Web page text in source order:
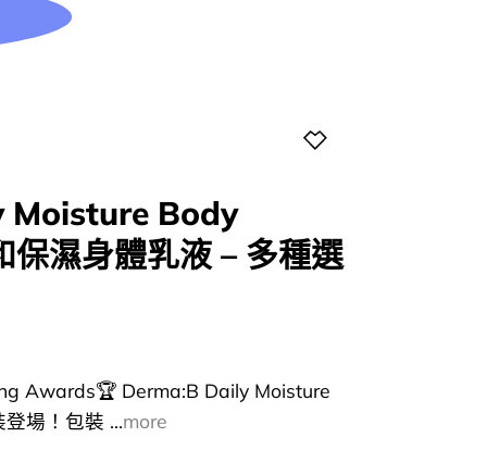
Moisture Body
濕身體乳液 – 多種選
Awards🏆 Derma:B Daily Moisture
場！包裝 ...more